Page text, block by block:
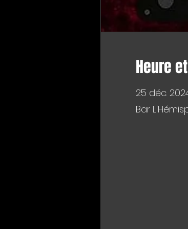
Heure
25 déc.
Bar